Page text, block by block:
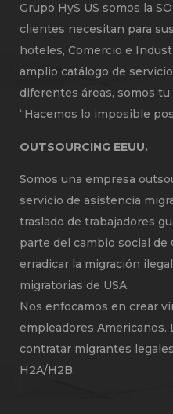
Grupo HyS US somos la
clientes necesitan para
hoteles, Comercio e
amplio catálogo de
diferentes áreas, somos
“Hacemos lo imposible
OUTSOURCING EEUU.
Somos una empresa
servicio de asistencia
traslado de trabajadores
parte del cambio social de
erradicar la migración
migratorias de USA.
Nos enfocamos en crear
empleadores Americanos.
contratar migrantes
H2A/H2B.